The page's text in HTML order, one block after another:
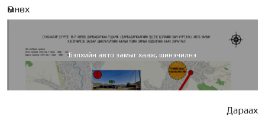
Өмнөх
Бэлхийн авто замыг хааж, шинэчилнэ
Дараах